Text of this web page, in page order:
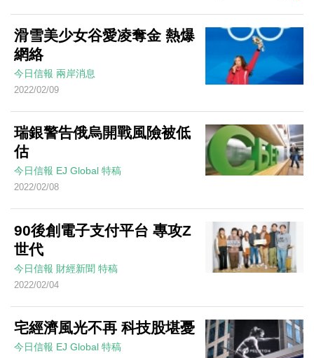
滑雪美少女谷愛凌奪金 熱爆
網絡
今日信報 兩岸消息
2022/02/09
瑞銀警告俄烏開戰風險被低
估
今日信報 EJ Global 特稿
2022/02/08
90後創電子支付平台 專攻Z
世代
今日信報 財經新聞 特稿
2022/02/04
宅經濟風光不再 科技股堪憂
今日信報 EJ Global 特稿